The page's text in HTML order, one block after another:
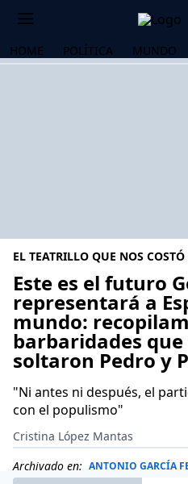
HOME POLÍTICA MUNDO
EL TEATRILLO QUE NOS
Este es el futuro
representará a
mundo:
barbaridades que
soltaron Pedro y
"Ni antes ni después, el
con el populismo"
Cristina López Mantas
Archivado en: ANTONIO GARCÍA